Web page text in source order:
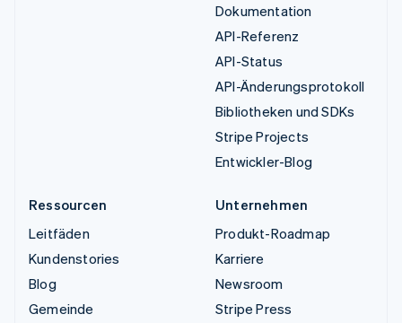
Dokumentation
API-Referenz
API-Status
API-Änderungsprotokoll
Bibliotheken und SDKs
Stripe Projects
Entwickler-Blog
Ressourcen
Leitfäden
Kundenstories
Blog
Gemeinde
Unternehmen
Produkt-Roadmap
Karriere
Newsroom
Stripe Press